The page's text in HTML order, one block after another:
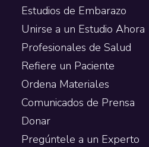
Estudios de Embarazo
Unirse a un Estudio Ahora
Profesionales de Salud
Refiere un Paciente
Ordena Materiales
Comunicados de Prensa
Donar
Pregúntele a un Experto